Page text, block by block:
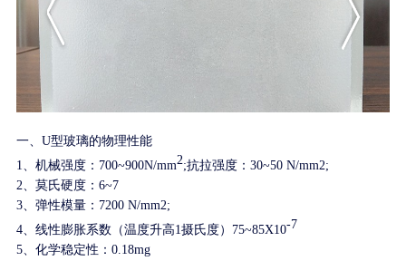
一、U型玻璃的物理性能
1、机械强度：700~900N/mm2;抗拉强度：30~50 N/mm2;
2、莫氏硬度：6~7
3、弹性模量：7200 N/mm2;
4、线性膨胀系数（温度升高1摄氏度）75~85X10-7
5、化学稳定性：0.18mg